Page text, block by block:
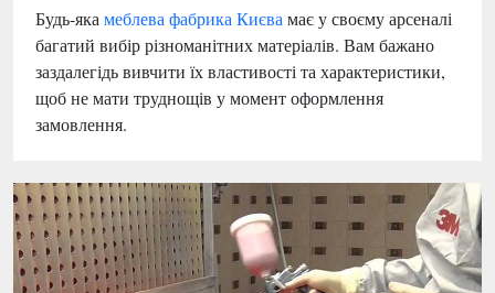
Будь-яка меблева фабрика Києва має у своєму арсеналі
багатий вибір різноманітних матеріалів. Вам бажано
заздалегідь вивчити їх властивості та характеристики,
щоб не мати труднощів у момент оформлення
замовлення.